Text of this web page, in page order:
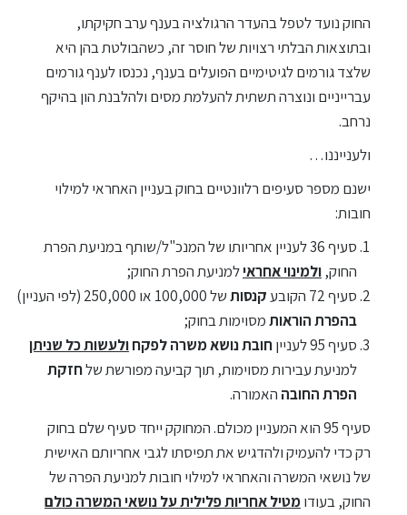
החוק נועד לטפל בהעדר הרגולציה בענף ערב חקיקתו,
ובתוצאות הבלתי רצויות של חוסר זה, כשהבולטת בהן היא
שלצד גורמים לגיטימיים הפועלים בענף, נכנסו לענף גורמים
עברייניים ונוצרה תשתית להעלמת מסים ולהלבנת הון בהיקף
נרחב.
ולענייננו…
ישנם מספר סעיפים רלוונטיים בחוק בעניין האחראי למילוי
חובות:
סעיף 36 לעניין אחריותו של המנכ"ל/שותף במניעת הפרת
החוק, ולמינוי אחראילמניעת הפרת החוק;
סעיף 72 הקובע
קנסותשל 100,000 או 250,000 (לפי העניין)
בהפרת הוראותמסוימות בחוק;
סעיף 95 לעניין
חובת נושא משרה לפקחולעשות כל שניתן
למניעת עבירות מסוימות, תוך קביעה מפורשת שלחזקת
הפרת החובה האמורה.
סעיף 95 הוא המעניין מכולם. המחוקק ייחד סעיף שלם בחוק
רק כדי להעמיק ולהדגיש את תפיסתו לגבי אחריותם האישית
של נושאי המשרה והאחראי למילוי חובות למניעת הפרה של
החוק, בעודומטיל אחריות פלילית על נושאי המשרה כולם